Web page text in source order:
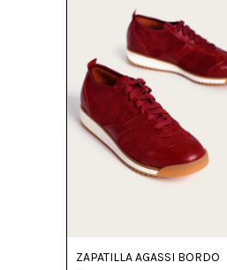
ZAPATILLA AGASSI BORDO